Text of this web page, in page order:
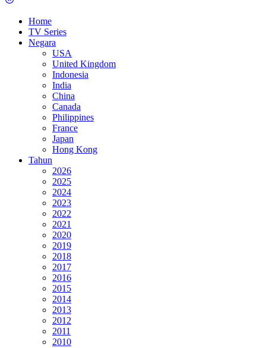
Home
TV Series
Negara
USA
United Kingdom
Indonesia
India
China
Canada
Philippines
France
Japan
Hong Kong
Tahun
2026
2025
2024
2023
2022
2021
2020
2019
2018
2017
2016
2015
2014
2013
2012
2011
2010